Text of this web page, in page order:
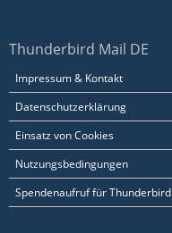
Thunderbird Mail DE
Impressum & Kontakt
Datenschutzerklärung
Einsatz von Cookies
Nutzungsbedingungen
Spendenaufruf für Thunderbird